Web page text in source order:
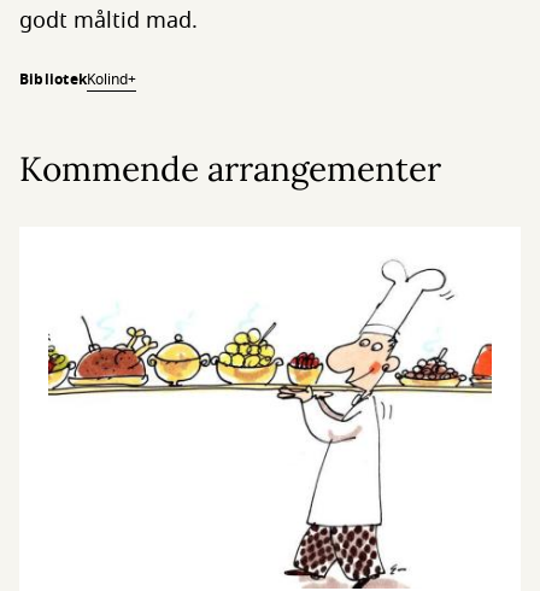
godt måltid mad.
BibliotekKolind+
Kommende arrangementer